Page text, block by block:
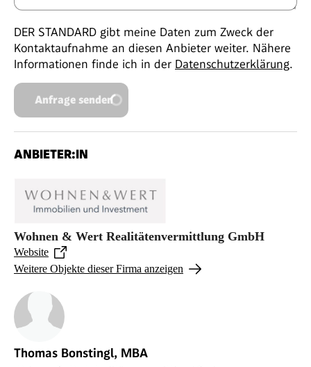
DER STANDARD gibt meine Daten zum Zweck der
Kontaktaufnahme an diesen Anbieter weiter. Nähere
Informationen finde ich in der Datenschutzerklärung.
Anfrage senden
ANBIETER:IN
Wohnen & Wert Realitätenvermittlung GmbH
Website
Weitere Objekte dieser Firma anzeigen
Thomas Bonstingl, MBA